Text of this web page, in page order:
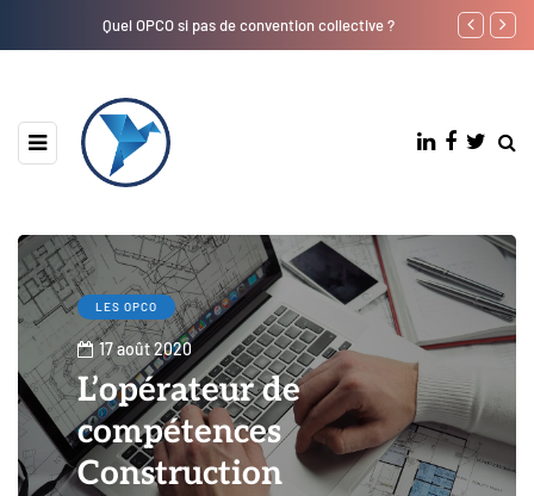
Quel OPCO si pas de convention collective ? Où trouver
LES OPCO
17 août 2020
L’opérateur de
compétences
Construction